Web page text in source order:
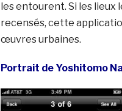
les entourent. Si les lieux
recensés, cette
œuvres urbaines.
Portrait de Yoshitomo